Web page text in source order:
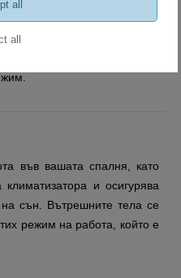
много едновременно
Когато имате нужда от
във вашата спалня, като
климатизатора и осигурява
сън. Вътрешните тела се
режим на работа, който е
all
all